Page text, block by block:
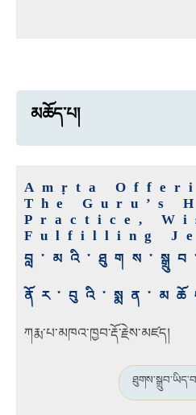
མཆོད་པ།
Amṛta
The Guru’s
Practice,
Fulfilling
ཀརྨ་པ་མཁའ་ཁྱབ་རྡོ་རྗེས་མཛད།